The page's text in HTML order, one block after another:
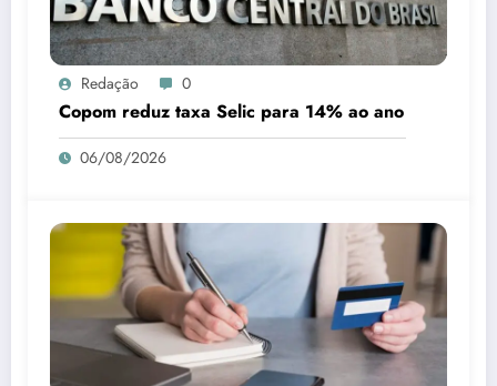
Redação 0
Copom reduz taxa Selic para 14% ao ano
06/08/2026